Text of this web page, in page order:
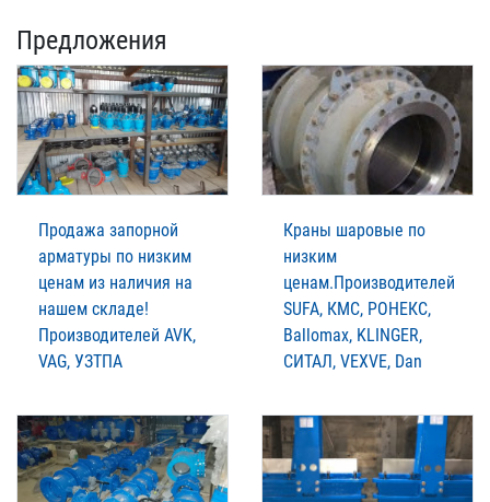
Предложения
Продажа запорной
арматуры по низким
ценам из наличия на
нашем складе!
Производителей AVK,
VAG, УЗТПА
Краны шаровые по
низким
ценам.Производителей
SUFA, КМС, РОНЕКС,
Ballomax, KLINGER,
СИТАЛ, VEXVE, Dan